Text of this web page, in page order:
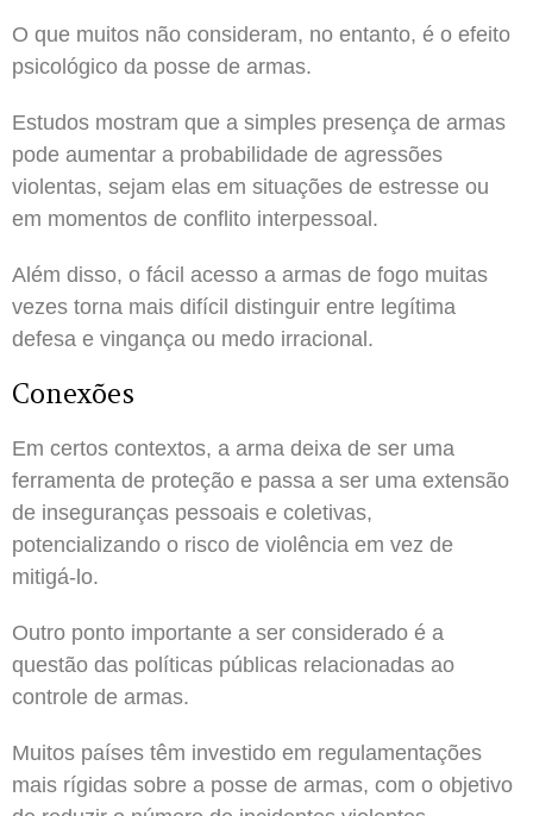
O que muitos não consideram, no entanto, é o efeito
psicológico da posse de armas.
Estudos mostram que a simples presença de armas
pode aumentar a probabilidade de agressões
violentas, sejam elas em situações de estresse ou
em momentos de conflito interpessoal.
Além disso, o fácil acesso a armas de fogo muitas
vezes torna mais difícil distinguir entre legítima
defesa e vingança ou medo irracional.
Conexões
Em certos contextos, a arma deixa de ser uma
ferramenta de proteção e passa a ser uma extensão
de inseguranças pessoais e coletivas,
potencializando o risco de violência em vez de
mitigá-lo.
Outro ponto importante a ser considerado é a
questão das políticas públicas relacionadas ao
controle de armas.
Muitos países têm investido em regulamentações
mais rígidas sobre a posse de armas, com o objetivo